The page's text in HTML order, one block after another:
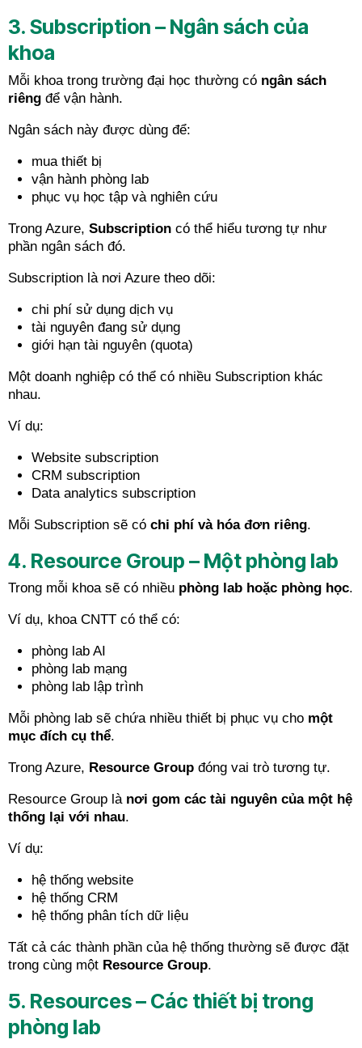
3. Subscription – Ngân sách của
khoa
Mỗi khoa trong trường đại học thường có ngân sách
riêng để vận hành.
Ngân sách này được dùng để:
mua thiết bị
vận hành phòng lab
phục vụ học tập và nghiên cứu
Trong Azure, Subscription có thể hiểu tương tự như
phần ngân sách đó.
Subscription là nơi Azure theo dõi:
chi phí sử dụng dịch vụ
tài nguyên đang sử dụng
giới hạn tài nguyên (quota)
Một doanh nghiệp có thể có nhiều Subscription khác
nhau.
Ví dụ:
Website subscription
CRM subscription
Data analytics subscription
Mỗi Subscription sẽ có chi phí và hóa đơn riêng.
4. Resource Group – Một phòng lab
Trong mỗi khoa sẽ có nhiều phòng lab hoặc phòng học.
Ví dụ, khoa CNTT có thể có:
phòng lab AI
phòng lab mạng
phòng lab lập trình
Mỗi phòng lab sẽ chứa nhiều thiết bị phục vụ cho một
mục đích cụ thể.
Trong Azure, Resource Group đóng vai trò tương tự.
Resource Group là nơi gom các tài nguyên của một hệ
thống lại với nhau.
Ví dụ:
hệ thống website
hệ thống CRM
hệ thống phân tích dữ liệu
Tất cả các thành phần của hệ thống thường sẽ được đặt
trong cùng một Resource Group.
5. Resources – Các thiết bị trong
phòng lab